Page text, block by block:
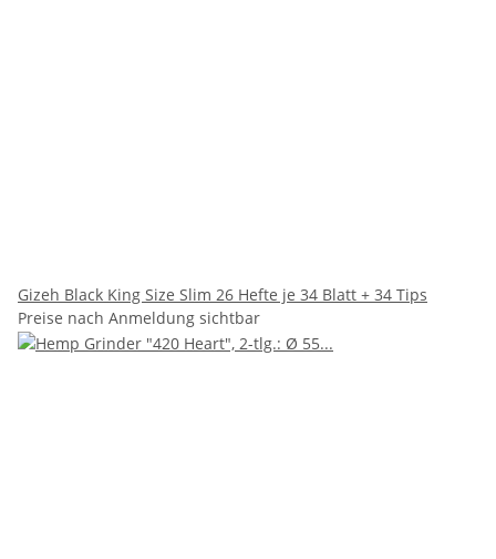
Gizeh Black King Size Slim 26 Hefte je 34 Blatt + 34 Tips
Preise nach Anmeldung sichtbar